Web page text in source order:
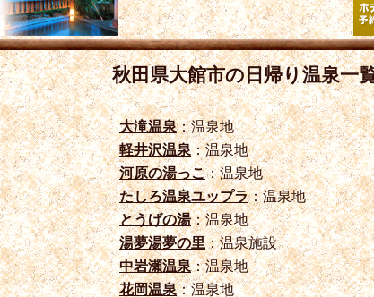
秋田県大館市の日帰り温泉一
大滝温泉：温泉地
軽井沢温泉：温泉地
河原の湯っこ：温泉地
たしろ温泉ユップラ：温泉地
とうげの湯：温泉地
湯夢湯夢の里：温泉施設
中岩瀬温泉：温泉地
花岡温泉：温泉地